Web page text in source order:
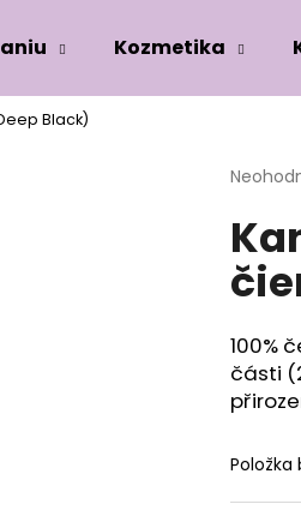
Kozmetika
Black)
produktu
je
0,0
z
100%
části
potřebujete najít?